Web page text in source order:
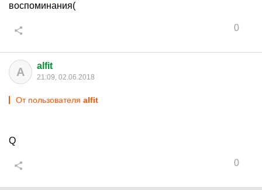
воспоминания(
0
A alfit
21:09, 02.06.2018
От пользователя alfit
Q
0